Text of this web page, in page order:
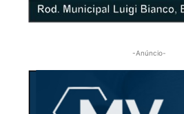
-Anúncio-